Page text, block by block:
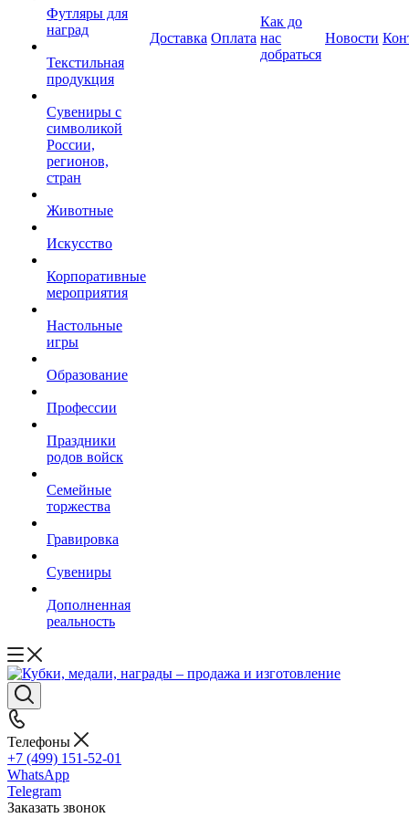
Футляры для
наград
Текстильная
продукция
Сувениры с
символикой
России,
регионов,
стран
Животные
Искусство
Корпоративные
мероприятия
Настольные
игры
Образование
Профессии
Праздники
родов войск
Семейные
торжества
Гравировка
Сувениры
Дополненная
реальность
Доставка Оплата
Как до
нас
добраться
Новости
Телефоны
+7 (499) 151-52-01
WhatsApp
Telegram
Заказать звонок